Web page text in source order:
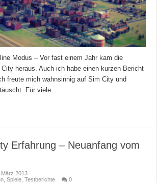
Modus – Vor fast einem Jahr kam die
heraus. Auch ich habe einen kurzen Bericht
freute mich wahnsinnig auf Sim City und
Für viele …
Erfahrung – Neuanfang vom
März 2013
,Spiele ,Testberichte 0